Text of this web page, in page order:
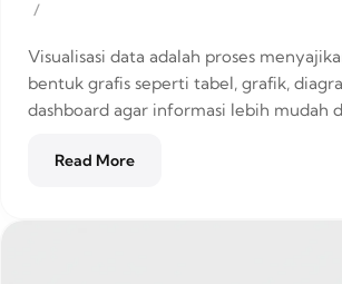
/
Visualisasi data adalah proses
bentuk grafis seperti tabel, grafik,
dashboard agar informasi lebih mudah
Read More